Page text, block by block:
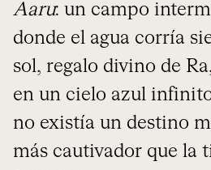
Aaru: un campo
donde el agua corría
sol, regalo divino de
en un cielo azul
no existía un destino
más cautivador que la